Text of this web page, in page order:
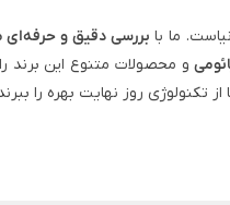
ما با بررسی دقیق و
و محصولات متنوع این برند
تکنولوژی روز نهایت بهره را